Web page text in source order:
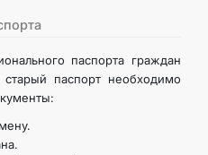
УСЛУГИ
паспорта граждан
паспорт необходимо